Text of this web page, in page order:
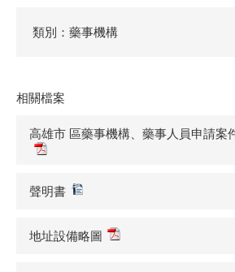
類別：藥事機構
相關檔案
高雄市 區藥事機構、藥事人員申請案
聲明書
地址設備略圖